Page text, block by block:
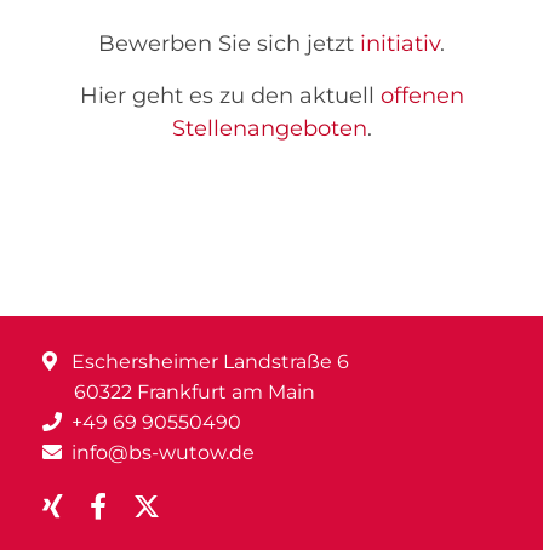
Bewerben Sie sich jetzt initiativ.
Hier geht es zu den aktuell offenen
Stellenangeboten.
Eschersheimer Landstraße 6
60322 Frankfurt am Main
+49 69 90550490
info@bs-wutow.de